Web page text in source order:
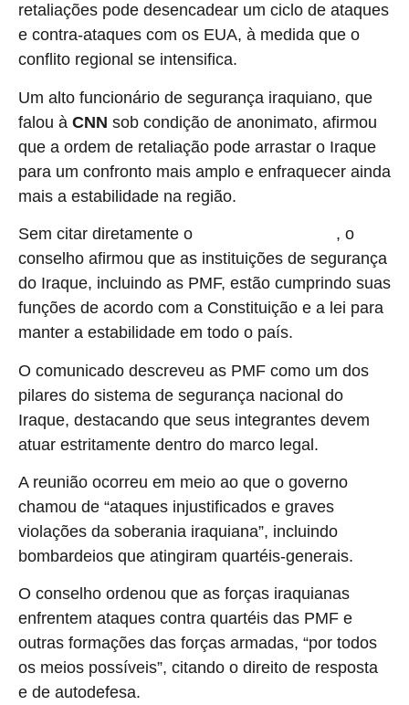
retaliações pode desencadear um ciclo de ataques
e contra-ataques com os EUA, à medida que o
conflito regional se intensifica.
Um alto funcionário de segurança iraquiano, que
falou à CNN sob condição de anonimato, afirmou
que a ordem de retaliação pode arrastar o Iraque
para um confronto mais amplo e enfraquecer ainda
mais a estabilidade na região.
Sem citar diretamente o
, o
conselho afirmou que as instituições de segurança
do Iraque, incluindo as PMF, estão cumprindo suas
funções de acordo com a Constituição e a lei para
manter a estabilidade em todo o país.
O comunicado descreveu as PMF como um dos
pilares do sistema de segurança nacional do
Iraque, destacando que seus integrantes devem
atuar estritamente dentro do marco legal.
A reunião ocorreu em meio ao que o governo
chamou de “ataques injustificados e graves
violações da soberania iraquiana”, incluindo
bombardeios que atingiram quartéis-generais.
O conselho ordenou que as forças iraquianas
enfrentem ataques contra quartéis das PMF e
outras formações das forças armadas, “por todos
os meios possíveis”, citando o direito de resposta
e de autodefesa.